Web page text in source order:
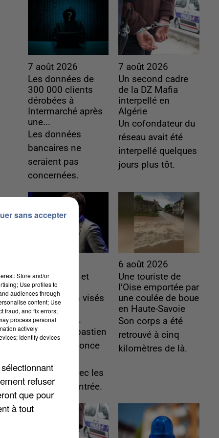
7 août 2026
Les données de
300 000 clients
dérobées à
Intermarché après
une...
Les données
bancaires ne
seraient pas
concernées.
7 août 2026
Un second cadre
de la DZ Mafia
interpellé en
Algérie
Un cofondateur du
réseau avait été
interpellé quelques
jours plus tôt.
Gabriel Attal et
Raphaël
Glucksmann visés
par des
ingérences...
Sollicité, Sébastien
Lecornu annonce
commun" avec les
partis à la rentrée.
6 août 2026
Une touriste de
l’Oise emportée par
une coulée de boue
en Haute-Savoie
Son corps a été
retrouvé à cinq
kilomètres de là.
Store and/or
Use profiles to
audiences through
content; Use
fraud, and fix errors;
process personal
actively
Identify devices
refuser
que pour
à tout
sans accepter